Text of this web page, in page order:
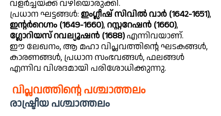
വളർച്ചയ്ക്ക് വഴിയൊരുക്കി.
പ്രധാന ഘട്ടങ്ങൾ: ഇംഗ്ലീഷ് സിവിൽ വാർ (1642-1651),
ഇന്റർറെഗ്നം (1649-1660),റസ്റ്ററേഷൻ (1660),
ഗ്ലോറിയസ് റവല്യൂഷൻ (1688)എന്നിവയാണ്.
ഈ ലേഖനം, ആ മഹാ വിപ്ലവത്തിന്റെ ഘടകങ്ങൾ,
കാരണങ്ങൾ, പ്രധാന സംഭവങ്ങൾ, ഫലങ്ങൾ
എന്നിവ വിശദമായി പരിശോധിക്കുന്നു.
വിപ്ലവത്തിന്റെ പശ്ചാത്തലം
രാഷ്ട്രീയ പശ്ചാത്തലം